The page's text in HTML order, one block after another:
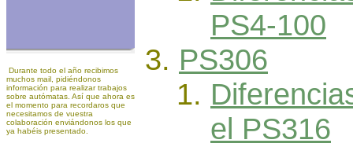
Durante todo el año recibimos
muchos mail, pidiéndonos
información para realizar trabajos
sobre autómatas. Así que ahora es
el momento para recordaros que
necesitamos de vuestra
colaboración enviándonos los que
ya habéis presentado.
PS4-100
PS306
el PS316